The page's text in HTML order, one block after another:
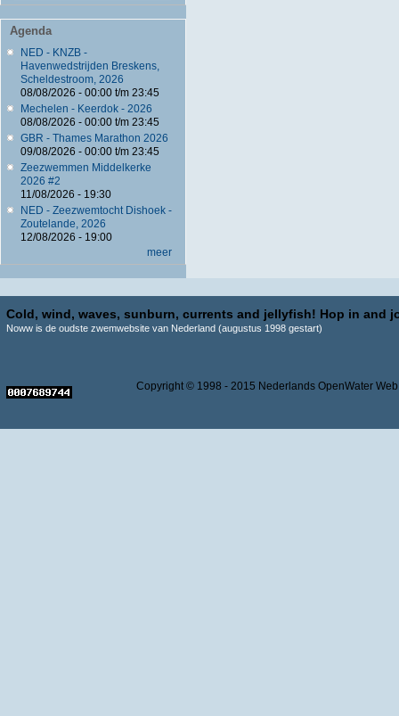
Agenda
NED - KNZB -
Havenwedstrijden Breskens,
Scheldestroom, 2026
08/08/2026 - 00:00t/m 23:45
Mechelen - Keerdok - 2026
08/08/2026 - 00:00t/m 23:45
GBR - Thames Marathon 2026
09/08/2026 - 00:00t/m 23:45
Zeezwemmen Middelkerke
2026 #2
11/08/2026 - 19:30
NED - Zeezwemtocht Dishoek -
Zoutelande, 2026
12/08/2026 - 19:00
meer
Cold, wind, waves, sunburn, currents and jellyfish! Hop in and
Noww is de oudste zwemwebsite van Nederland (augustus 1998 gestart)
Copyright © 1998 - 2015 Nederlands OpenWater